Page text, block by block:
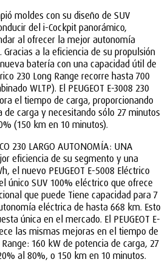
moldes con su diseño de SUV
del i-Cockpit panorámico,
al ofrecer la mejor autonomía
a la eficiencia de su propulsión
batería con una capacidad útil de
230 Long Range recorre hasta 700
WLTP). El PEUGEOT E-3008 230
el tiempo de carga, proporcionando
de carga y necesitando sólo 27 minutos
(150 km en 10 minutos).
230 LARGO AUTONOMÍA: UNA
eficiencia de su segmento y una
el nuevo PEUGEOT E-5008 Eléctrico
único SUV 100% eléctrico que ofrece
que puede Tiene capacidad para 7
eléctrica de hasta 668 km. Esto
única en el mercado. El PEUGEOT E-
las mismas mejoras en el tiempo de
160 kW de potencia de carga, 27
al 80%, o 150 km en 10 minutos.